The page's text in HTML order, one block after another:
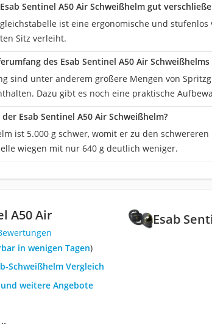
Sentinel A50 Air Schweißhelm gut
ist eine ergonomische und
Sitz verleiht.
des Esab Sentinel A50 Air
sind unter anderem größere Mengen von
Dazu gibt es noch eine praktische
Esab Sentinel A50 Air Schweißhelm?
ist 5.000 g schwer, womit er zu den
wiegen mit nur 640 g deutlich weniger.
Esab
A50 Air
in wenigen Tagen)
Schweißhelm Vergleich
weitere Angebote